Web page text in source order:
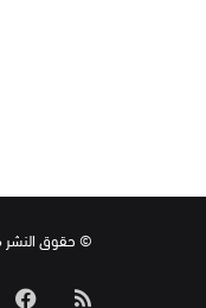
© حقوق النشر 2026، جميع الحقوق محفوظة هنا24
ملخص